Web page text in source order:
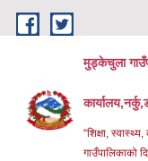
Skip to main content
मुड्केचुला
“शिक्षा,
गाउँपालिकाको